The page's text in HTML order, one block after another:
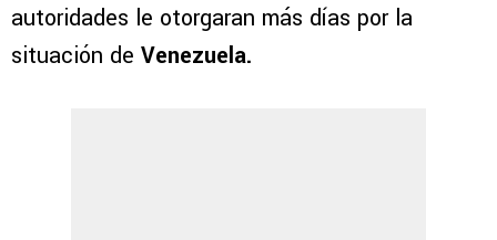
autoridades le otorgaran más días por la
situación de Venezuela.